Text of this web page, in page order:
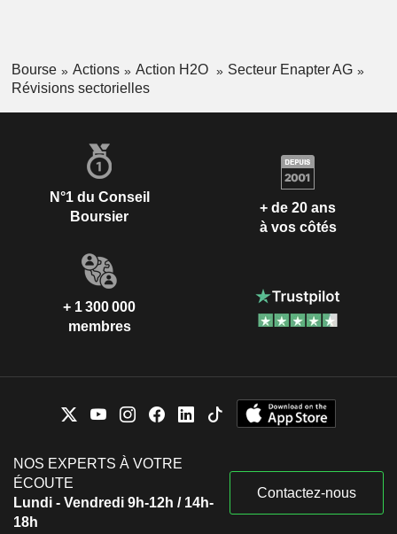
Bourse Actions Action H2O
Secteur Enapter AG
Révisions sectorielles
N°1 du Conseil
Boursier
+ de 20 ans
à vos côtés
+ 1 300 000
membres
NOS EXPERTS À VOTRE
ÉCOUTE
Lundi - Vendredi 9h-12h / 14h-
18h
Contactez-nous